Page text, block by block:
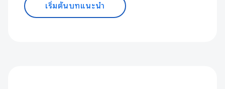
เริ่มต้นบทแนะนำ